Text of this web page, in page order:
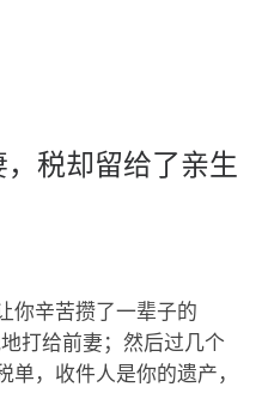
税却留给了亲生
你辛苦攒了一辈子的
打给前妻；然后过几个
单，收件人是你的遗产，